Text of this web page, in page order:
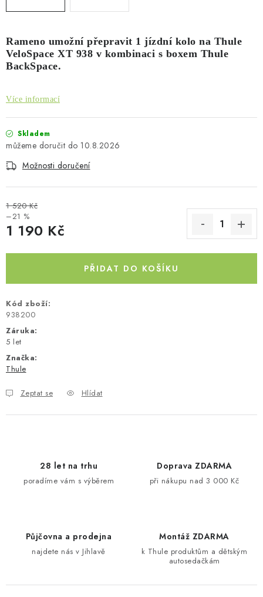
STŘEŠNÍ KOŠE
AUTOSTANY
CESTOVNÍ ZAVAZADLA
DÁRKOVÉ POUKAZY
Kontakty
Obchodní podmínky
Rameno umožní přepravit 1 jízdní kolo na Thule
VeloSpace XT 938 v kombinaci s boxem Thule
BackSpace.
Více informací
Skladem
10.8.2026
Možnosti doručení
1 520 Kč
–21 %
1 190 Kč
PŘIDAT DO KOŠÍKU
Kód zboží:
938200
Záruka:
5 let
Značka:
Thule
Zeptat se Hlídat
28 let na trhu
poradíme vám s výběrem
Doprava ZDARMA
při nákupu nad 3 000 Kč
Půjčovna a prodejna
najdete nás v Jihlavě
Montáž ZDARMA
k Thule produktům a dětským
autosedačkám